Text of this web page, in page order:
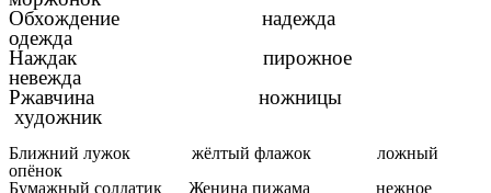
Обхождение надежда
одежда
Наждак пирожное
невежда
Ржавчина ножницы
художник
Ближний лужок жёлтый флажок ложный
опёнок
Бумажный солдатик Женина пижама нежное